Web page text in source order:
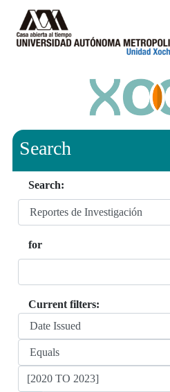
Search
Search:
for
Current filters: